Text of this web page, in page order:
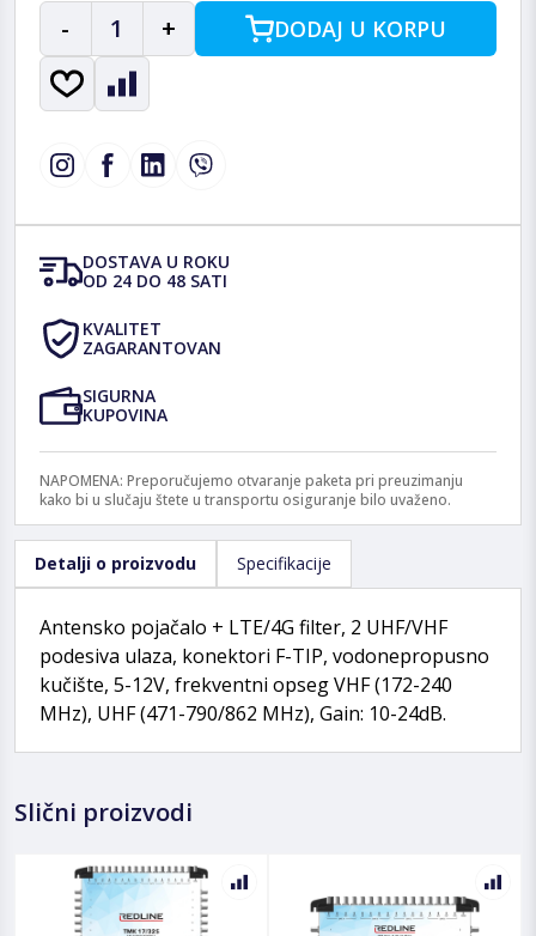
- 1 + DODAJ U KORPU
DOSTAVA U ROKU
OD 24 DO 48 SATI
KVALITET
ZAGARANTOVAN
SIGURNA
KUPOVINA
NAPOMENA: Preporučujemo otvaranje paketa pri preuzimanju
kako bi u slučaju štete u transportu osiguranje bilo uvaženo.
Detalji o proizvodu Specifikacije
Antensko pojačalo + LTE/4G filter, 2 UHF/VHF
podesiva ulaza, konektori F-TIP, vodonepropusno
kučište, 5-12V, frekventni opseg VHF (172-240
MHz), UHF (471-790/862 MHz), Gain: 10-24dB.
Slični proizvodi